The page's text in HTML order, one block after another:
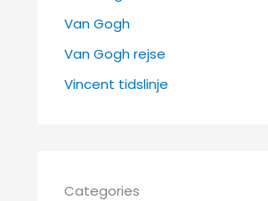
Van Gogh
Van Gogh rejse
Vincent tidslinje
Categories